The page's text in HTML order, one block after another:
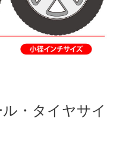
・タイヤサイ